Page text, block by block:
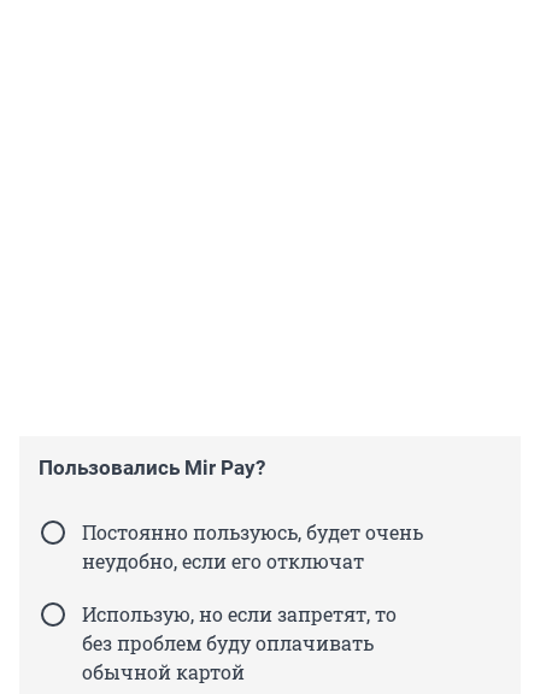
Пользовались Mir Pay?
Постоянно пользуюсь, будет очень
неудобно, если его отключат
Использую, но если запретят, то
без проблем буду оплачивать
обычной картой